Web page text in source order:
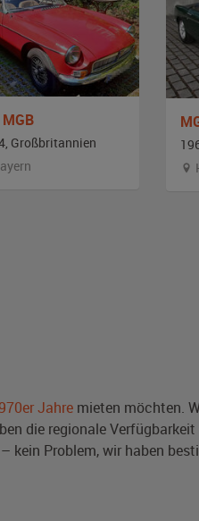
Großbritannien
Jahre mieten möchten.
die regionale
kein Problem, wir haben